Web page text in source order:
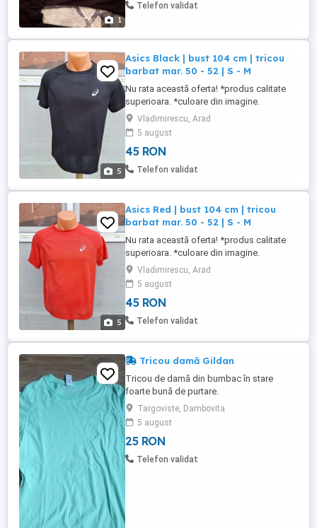
1
Telefon validat
5
Asics Black | bust 104 cm | tricou
barbat mar. 50 - 52 | S - M
Nu rata această oferta! *produs calitate
superioara. *culoare din imagine.
*material din imagine. ***stare buna.
produs utilizat. NU FAC SCHIMBURI
Vladimirescu, Arad
5 august
45 RON
Telefon validat
5
Asics Red | bust 104 cm | tricou
barbat mar. 50 - 52 | S - M
Nu rata această oferta! *produs calitate
superioara. *culoare din imagine.
*material din imagine. ***stare buna.
produs utilizat. NU FAC SCHIMBURI
Vladimirescu, Arad
5 august
45 RON
Telefon validat
Tricou damă Gildan
Tricou de damă din bumbac în stare
foarte bună de purtare.
Targoviste, Dambovita
5 august
25 RON
Telefon validat